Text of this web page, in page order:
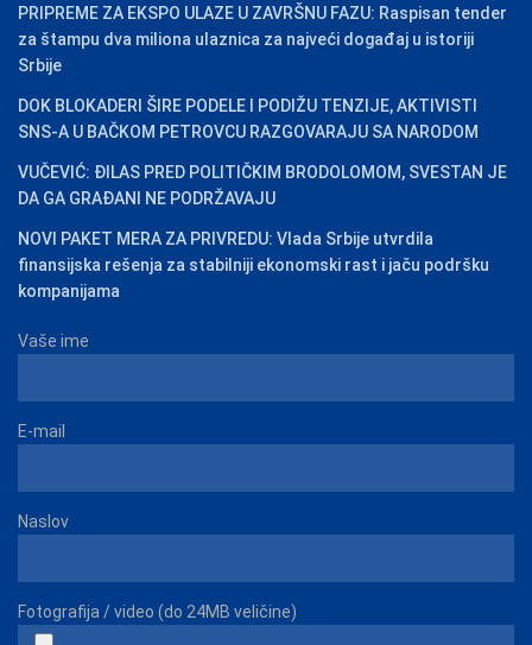
PRIPREME ZA EKSPO ULAZE U ZAVRŠNU FAZU: Raspisan tender
za štampu dva miliona ulaznica za najveći događaj u istoriji
Srbije
DOK BLOKADERI ŠIRE PODELE I PODIŽU TENZIJE, AKTIVISTI
SNS-A U BAČKOM PETROVCU RAZGOVARAJU SA NARODOM
VUČEVIĆ: ĐILAS PRED POLITIČKIM BRODOLOMOM, SVESTAN JE
DA GA GRAĐANI NE PODRŽAVAJU
NOVI PAKET MERA ZA PRIVREDU: Vlada Srbije utvrdila
finansijska rešenja za stabilniji ekonomski rast i jaču podršku
kompanijama
Vaše ime
E-mail
Naslov
Fotografija / video (do 24MB veličine)